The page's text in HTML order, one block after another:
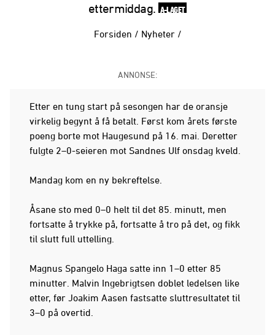
ettermiddag. A-LAGET
Forsiden / Nyheter /
ANNONSE:
Etter en tung start på sesongen har de oransje
virkelig begynt å få betalt. Først kom årets første
poeng borte mot Haugesund på 16. mai. Deretter
fulgte 2–0-seieren mot Sandnes Ulf onsdag kveld.
Mandag kom en ny bekreftelse.
Åsane sto med 0–0 helt til det 85. minutt, men
fortsatte å trykke på, fortsatte å tro på det, og fikk
til slutt full uttelling.
Magnus Spangelo Haga satte inn 1–0 etter 85
minutter. Malvin Ingebrigtsen doblet ledelsen like
etter, før Joakim Aasen fastsatte sluttresultatet til
3–0 på overtid.